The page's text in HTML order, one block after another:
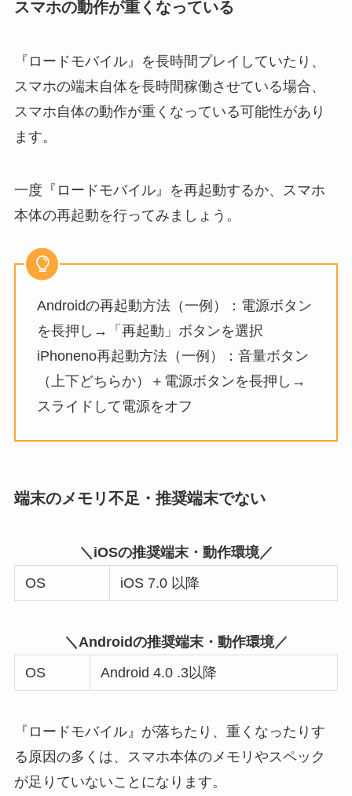
スマホの動作が重くなっている
『ロードモバイル』を長時間プレイしていたり、
スマホの端末自体を長時間稼働させている場合、
スマホ自体の動作が重くなっている可能性があり
ます。
一度『ロードモバイル』を再起動するか、スマホ
本体の再起動を行ってみましょう。
Androidの再起動方法（一例）：電源ボタン
を長押し→「再起動」ボタンを選択
iPhoneno再起動方法（一例）：音量ボタン
（上下どちらか）＋電源ボタンを長押し→
スライドして電源をオフ
端末のメモリ不足・推奨端末でない
＼iOSの推奨端末・動作環境／
OS
iOS 7.0 以降
＼Androidの推奨端末・動作環境／
OS
Android 4.0 .3以降
『ロードモバイル』が落ちたり、重くなったりす
る原因の多くは、スマホ本体のメモリやスペック
が足りていないことになります。